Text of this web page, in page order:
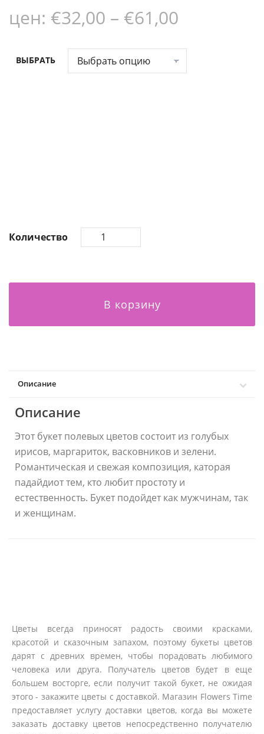
цен: €32,00 – €61,00
ВЫБРАТЬ
Количество
В корзину
Описание
Описание
Этот букет полевых цветов состоит из голубых
ирисов, маргариток, васковников и зелени.
Романтическая и свежая композиция, каторая
падайдиот тем, кто любит простоту и
естественность. Букет подойдет как мужчинам, так
и женщинам.
Цветы всегда приносят радость своими красками,
красотой и сказочным запахом, поэтому букеты цветов
дарят с древних времен, чтобы порадовать любимого
человека или друга. Получатель цветов будет в еще
большем восторге, если получит такой букет, не ожидая
этого - закажите цветы с доставкой. Магазин Flowers Time
предоставляет услугу доставки цветов, когда вы можете
заказать доставку цветов непосредственно получателю